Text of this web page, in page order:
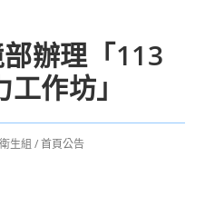
辦理「113
作坊」
衛生組 / 首頁公告